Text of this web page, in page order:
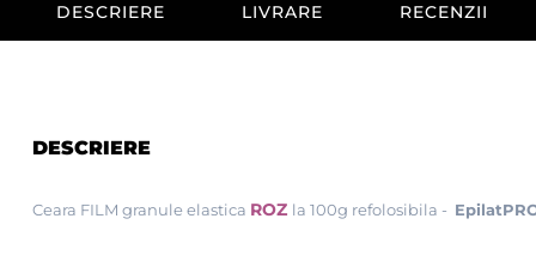
DESCRIERE LIVRARE RECENZII
DESCRIERE
Ceara FILM granule elastica ROZ la 100g refolosibila -